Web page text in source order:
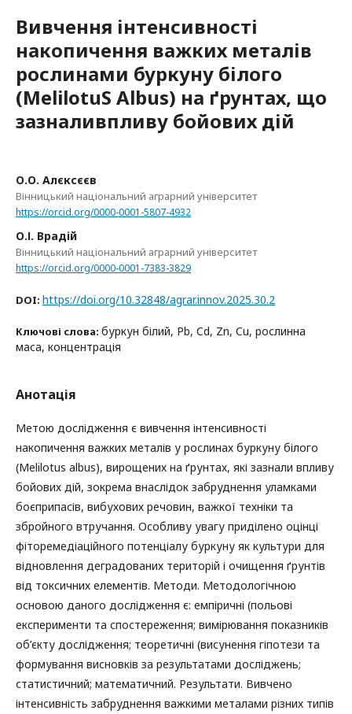
Вивчення інтенсивності
накопичення важких металів
рослинами буркуну білого
(MelilotuS Albus) на ґрунтах, що
зазналивпливу бойових дій
О.О. Алєксєєв
Вінницький національний аграрний університет
https://orcid.org/0000-0001-5807-4932
О.І. Врадій
Вінницький національний аграрний університет
https://orcid.org/0000-0001-7383-3829
DOI: https://doi.org/10.32848/agrar.innov.2025.30.2
Ключові слова: буркун білий, Pb, Cd, Zn, Cu, рослинна
маса, концентрація
Анотація
Метою дослідження є вивчення інтенсивності
накопичення важких металів у рослинах буркуну білого
(Melilotus albus), вирощених на ґрунтах, які зазнали впливу
бойових дій, зокрема внаслідок забруднення уламками
боєприпасів, вибухових речовин, важкої техніки та
збройного втручання. Особливу увагу приділено оцінці
фіторемедіаційного потенціалу буркуну як культури для
відновлення деградованих територій і очищення ґрунтів
від токсичних елементів. Методи. Методологічною
основою даного дослідження є: емпіричні (польові
експерименти та спостереження; вимірювання показників
об’єкту дослідження; теоретичні (висунення гіпотези та
формування висновків за результатами досліджень;
статистичний; математичний. Результати. Вивчено
інтенсивність забруднення важкими металами різних типів